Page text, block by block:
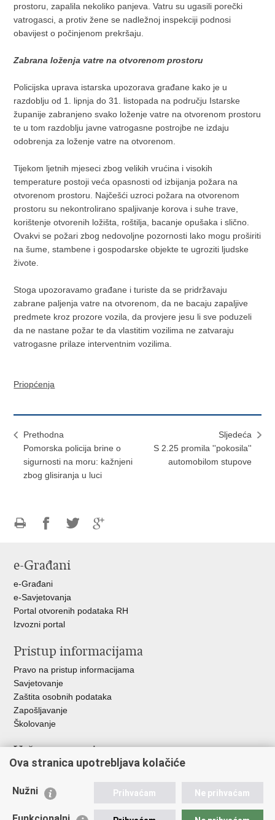
prostoru, zapalila nekoliko panjeva. Vatru su ugasili porečki
vatrogasci, a protiv žene se nadležnoj inspekciji podnosi
obavijest o počinjenom prekršaju.
Zabrana loženja vatre na otvorenom prostoru
Policijska uprava istarska upozorava građane kako je u
razdoblju od 1. lipnja do 31. listopada na području Istarske
županije zabranjeno svako loženje vatre na otvorenom prostoru
te u tom razdoblju javne vatrogasne postrojbe ne izdaju
odobrenja za loženje vatre na otvorenom.
Tijekom ljetnih mjeseci zbog velikih vrućina i visokih
temperature postoji veća opasnosti od izbijanja požara na
otvorenom prostoru. Najčešći uzroci požara na otvorenom
prostoru su nekontrolirano spaljivanje korova i suhe trave,
korištenje otvorenih ložišta, roštilja, bacanje opušaka i slično.
Ovakvi se požari zbog nedovoljne pozornosti lako mogu proširiti
na šume, stambene i gospodarske objekte te ugroziti ljudske
živote.
Stoga upozoravamo građane i turiste da se pridržavaju
zabrane paljenja vatre na otvorenom, da ne bacaju zapaljive
predmete kroz prozore vozila, da provjere jesu li sve poduzeli
da ne nastane požar te da vlastitim vozilima ne zatvaraju
vatrogasne prilaze interventnim vozilima.
Priopćenja
Prethodna
Pomorska policija brine o
sigurnosti na moru: kažnjeni
zbog glisiranja u luci
Sljedeća
S 2.25 promila ''pokosila''
automobilom stupove
FacebookuTwitteru
e-Građani
e-Građani
e-Savjetovanja
Portal otvorenih podataka RH
Izvozni portal
Pristup informacijama
Pravo na pristup informacijama
Savjetovanje
Zaštita osobnih podataka
Zapošljavanje
Školovanje
Važne poveznice
Ministarstvo unutarnjih poslova
Udruge
Ova stranica upotrebljava kolačiće
Nužni Prihvaćam Ne prihvaćam